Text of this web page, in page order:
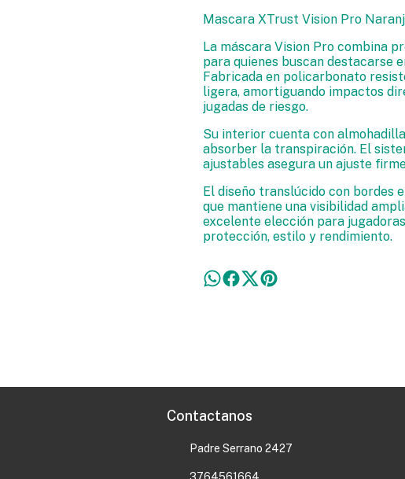
Mascara XTrust Vision Pro
La máscara Vision Pro combina
para quienes buscan destacarse
Fabricada en policarbonato
ligera, amortiguando impactos
jugadas de riesgo.
Su interior cuenta con
absorber la transpiración. El
ajustables asegura un ajuste
El diseño translúcido con bordes
que mantiene una visibilidad
excelente elección para
protección, estilo y rendimiento.
Contactanos
Padre Serrano 2427